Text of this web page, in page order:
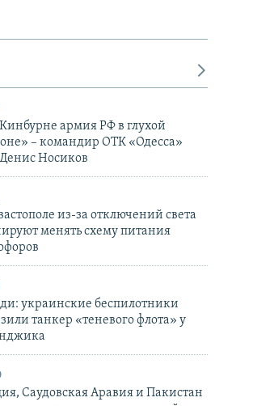
армия РФ в глухой
– командир ОТК «Одесса»
Носиков
из-за отключений света
менять схему питания
украинские беспилотники
танкер «теневого флота» у
Саудовская Аравия и Пакистан